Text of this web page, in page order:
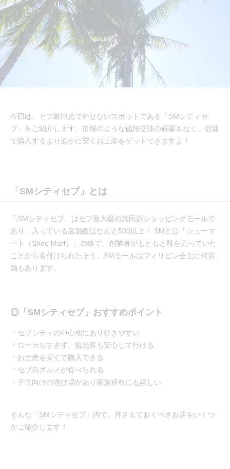
今回は、セブ島観光で外せないスポットである「SMシティセ
ブ」をご紹介します。市場のような値段交渉の必要もなく、空港
で購入するより遥かに安くお土産をゲットできますよ！
「SMシティセブ」とは
「SMシティセブ」はセブ最大級の庶民派ショッピングモールで
あり、入っている店舗数はなんと500以上！ SMとは「シューマ
ート（Shoe Mart）」の略で、創業者がもともと靴を売っていた
ことから名付けられたそう。SMモールはフィリピン全土に何店
舗もあります。
◎「SMシティセブ」おすすめポイント
・セブシティの中心地にあり行きやすい
・ローカルすぎず、観光客も安心して行ける
・お土産を安くで購入できる
・セブ島グルメが食べられる
・子供向けの遊び場があり家族連れにも嬉しい
そんな「SMシティセブ」内で、押さえておくべきお店をいくつ
かご紹介します！